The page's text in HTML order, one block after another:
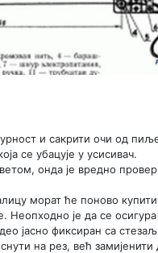
и сакрити очи од
се убацује у усисивач.
онда је вредно
морат ће поново
Неопходно је да се
јасно фиксиран са
на рез, већ замијенити